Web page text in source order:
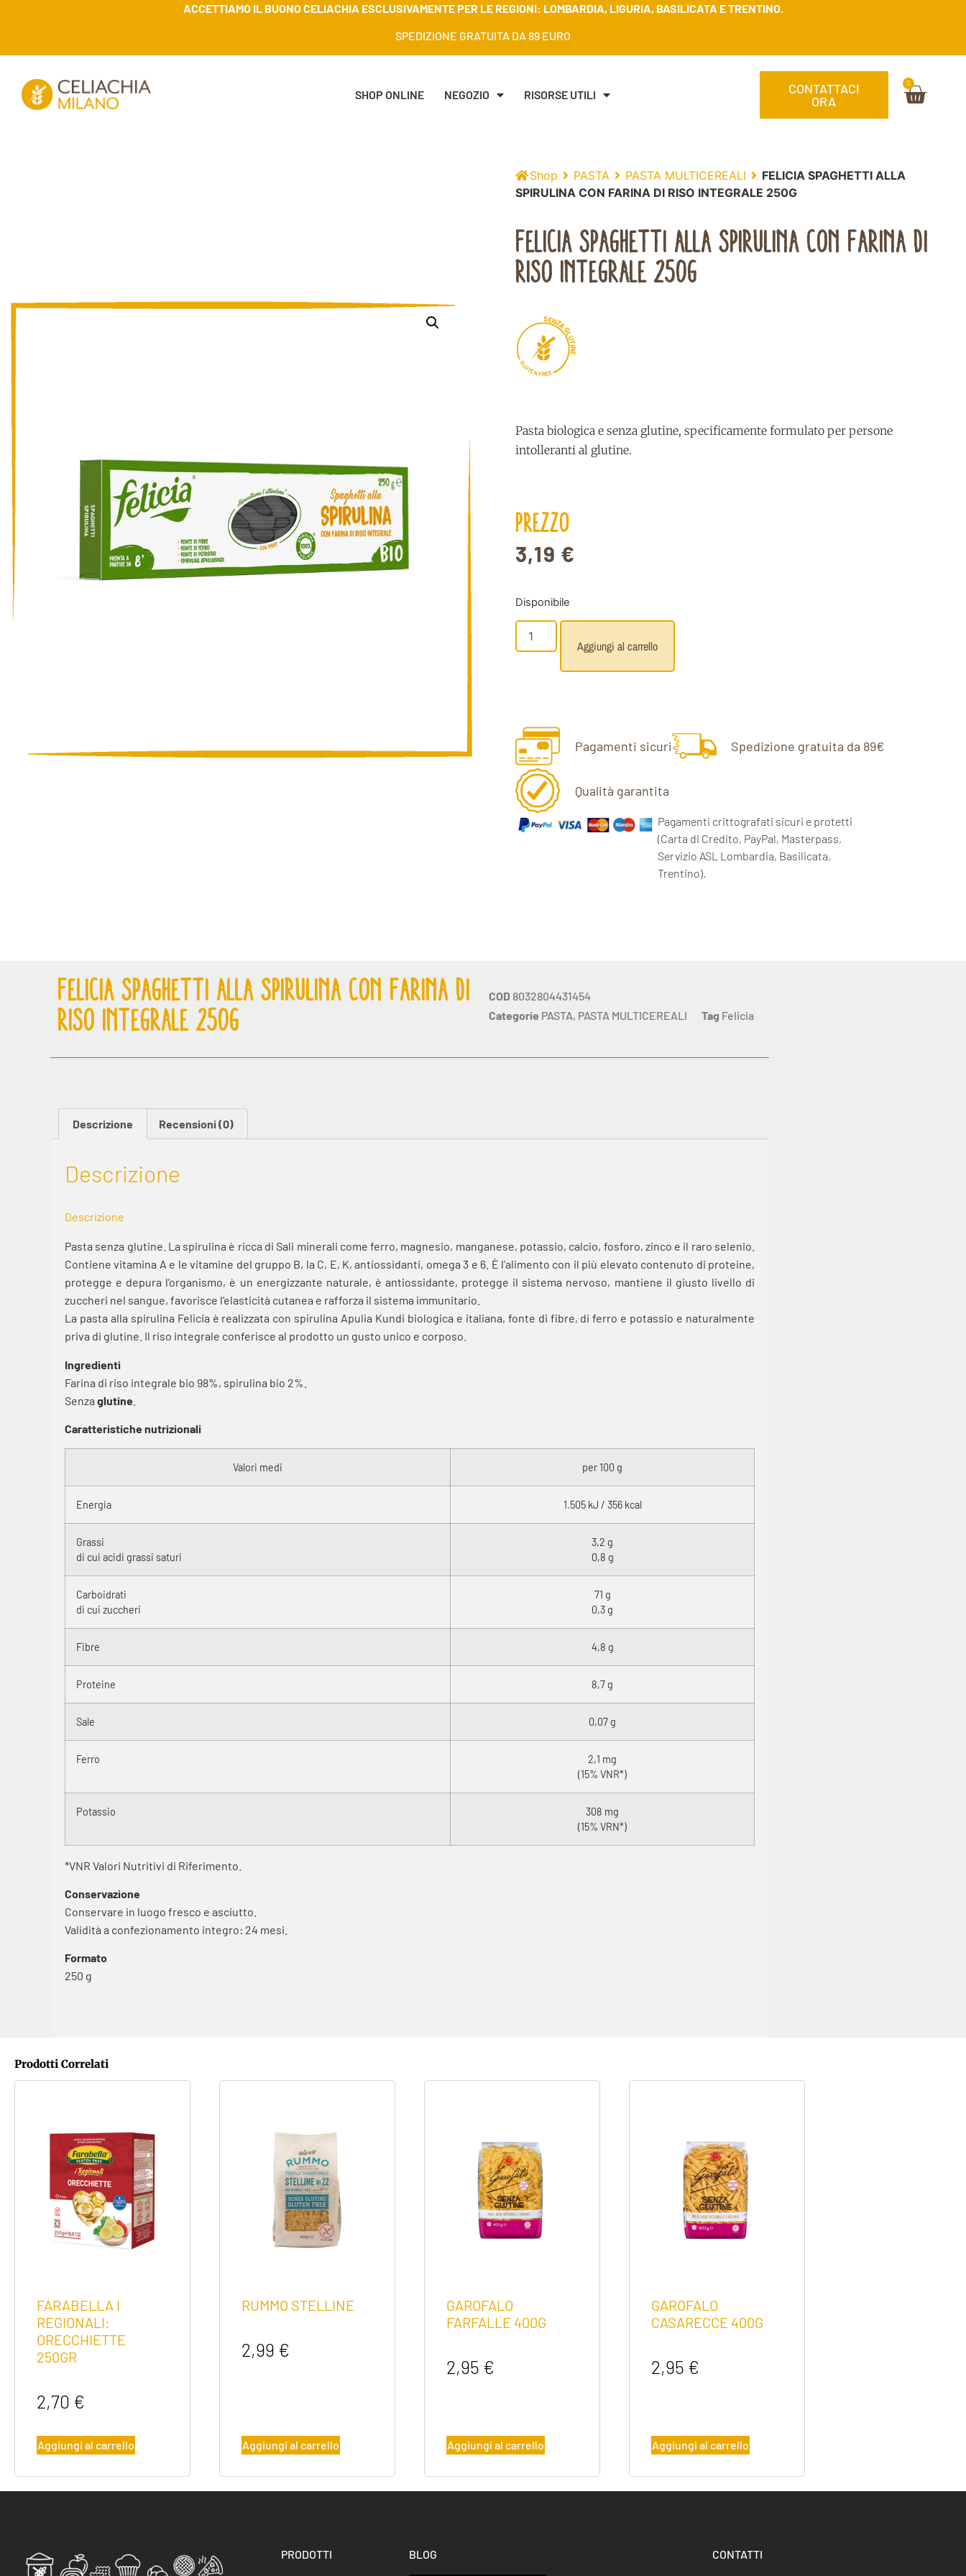
ACCETTIAMO IL BUONO CELIACHIA ESCLUSIVAMENTE PER LE REGIONI: LOMBARDIA, LIGURIA, BASILICATA E TRENTINO.
SPEDIZIONE GRATUITA DA 89 EURO
SHOP ONLINE NEGOZIO RISORSE UTILI
CONTATTACI
ORA
0
Shop PASTA PASTA MULTICEREALI
FELICIA SPAGHETTI ALLA
SPIRULINA CON FARINA DI RISO INTEGRALE 250G
FELICIA SPAGHETTI ALLA SPIRULINA CON FARINA DI
RISO INTEGRALE 250G
SENZAG
LU
T
I
N
E
G
L
UTENFREE
Pasta biologica e senza glutine, specificamente formulato per persone
intolleranti al glutine.
PREZZO
3,19 €
Disponibile
Aggiungi al carrello
Pagamenti sicuri Spedizione gratuita da 89€
Qualità garantita
Pagamenti crittografati sicuri e protetti
(Carta di Credito, PayPal, Masterpass,
Servizio ASL Lombardia, Basilicata,
Trentino).
FELICIA SPAGHETTI ALLA SPIRULINA CON FARINA DI
RISO INTEGRALE 250G
COD 8032804431454
Categorie PASTA, PASTA MULTICEREALI Tag Felicia
Descrizione Recensioni (0)
Descrizione
Descrizione
Pasta senza glutine. La spirulina è ricca di Sali minerali come ferro, magnesio, manganese, potassio, calcio, fosforo, zinco e il raro selenio.
Contiene vitamina A e le vitamine del gruppo B, la C, E, K, antiossidanti, omega 3 e 6. È l’alimento con il più elevato contenuto di proteine,
protegge e depura l’organismo, è un energizzante naturale, è antiossidante, protegge il sistema nervoso, mantiene il giusto livello di
zuccheri nel sangue, favorisce l’elasticità cutanea e rafforza il sistema immunitario.
La pasta alla spirulina Felicia è realizzata con spirulina Apulia Kundi biologica e italiana, fonte di fibre, di ferro e potassio e naturalmente
priva di glutine. Il riso integrale conferisce al prodotto un gusto unico e corposo.
Ingredienti
Farina di riso integrale bio 98%, spirulina bio 2%.
Senza glutine
Caratteristiche nutrizionali
Valori medi per 100 g
Energia 1.505 kJ / 356 kcal
Grassi
di cui acidi grassi saturi
3,2 g
0,8 g
Carboidrati
di cui zuccheri
71 g
0,3 g
Fibre 4,8 g
Proteine 8,7 g
Sale 0,07 g
Ferro
2,1 mg
(15% VNR*)
Potassio
308 mg
(15% VRN*)
*VNR Valori Nutritivi di Riferimento.
Conservazione
Conservare in luogo fresco e asciutto.
Validità a confezionamento integro: 24 mesi.
Formato
250 g
Prodotti Correlati
FARABELLA I
REGIONALI:
ORECCHIETTE
250GR
2,70 €
Aggiungi al carrello
RUMMO STELLINE
2,99 €
Aggiungi al carrello
GAROFALO
FARFALLE 400G
2,95 €
Aggiungi al carrello
GAROFALO
CASARECCE 400G
2,95 €
Aggiungi al carrello
PRODOTTI BLOG CONTATTI